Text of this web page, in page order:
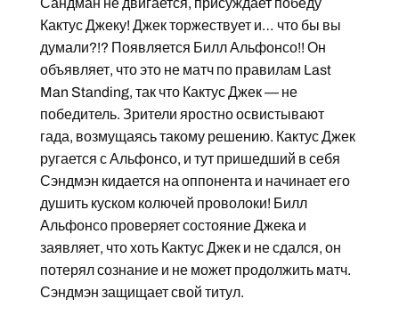
Сандман не двигается, присуждает победу
Кактус Джеку! Джек торжествует и… что бы вы
думали?!? Появляется Билл Альфонсо!! Он
объявляет, что это не матч по правилам Last
Man Standing, так что Кактус Джек — не
победитель. Зрители яростно освистывают
гада, возмущаясь такому решению. Кактус Джек
ругается с Альфонсо, и тут пришедший в себя
Сэндмэн кидается на оппонента и начинает его
душить куском колючей проволоки! Билл
Альфонсо проверяет состояние Джека и
заявляет, что хоть Кактус Джек и не сдался, он
потерял сознание и не может продолжить матч.
Сэндмэн защищает свой титул.